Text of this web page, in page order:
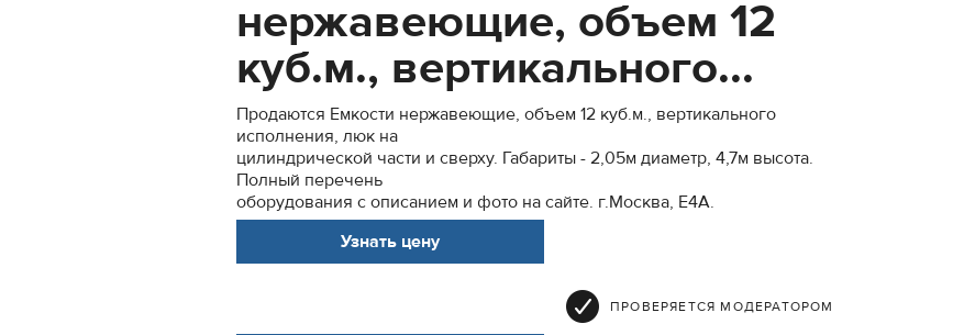
нержавеющие, объем 12
куб.м., вертикального...
Продаются Емкости нержавеющие, объем 12 куб.м., вертикального
исполнения, люк на
цилиндрической части и сверху. Габариты - 2,05м диаметр, 4,7м высота.
Полный перечень
оборудования с описанием и фото на сайте. г.Москва, Е4А.
Узнать цену
ПРОВЕРЯЕТСЯ МОДЕРАТОРОМ